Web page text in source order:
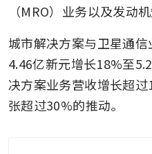
（MRO）业务以及发动
城市解决方案与卫星通
4.46亿新元增长18%至
决方案业务营收增长超
张超过30%的推动。